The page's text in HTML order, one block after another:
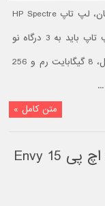
کمپانی اچ پی چندی پیش باریک‌ترین لپ تاپ جهان، لپ تاپ HP Spectre
را رسماً معرفی کرد. از مهم‌ترین ویژگی‌های این لپ تاپ باید به 3 درگاه نو
C، ضخامت 10.4 میلی‌متری، پردازنده Core i7 اینتل، 8 گیگابایت رم و 256
متن کامل »
نگاه نزدیک گجت نیوز به لپ‌تاپ اچ پی Envy 15